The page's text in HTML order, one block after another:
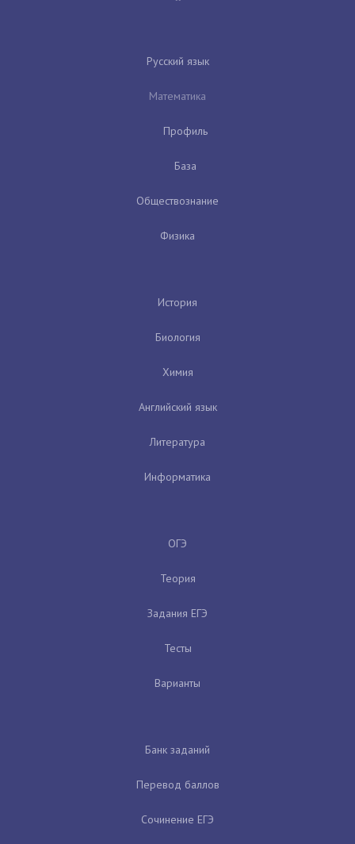
Русский язык
Математика
Профиль
База
Обществознание
Физика
История
Биология
Химия
Английский язык
Литература
Информатика
ОГЭ
Теория
Задания ЕГЭ
Тесты
Варианты
Банк заданий
Перевод баллов
Сочинение ЕГЭ